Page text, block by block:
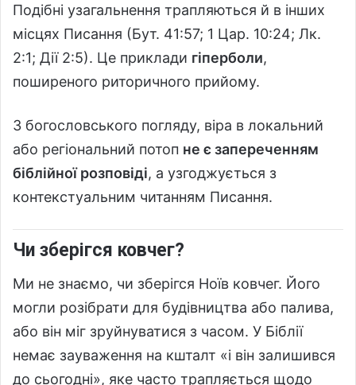
Подібні узагальнення трапляються й в інших
місцях Писання (Бут. 41:57; 1 Цар. 10:24; Лк.
2:1; Дії 2:5). Це приклади гіперболи,
поширеного риторичного прийому.
З богословського погляду, віра в локальний
або регіональний потоп не є запереченням
біблійної розповіді, а узгоджується з
контекстуальним читанням Писання.
Чи зберігся ковчег?
Ми не знаємо, чи зберігся Ноїв ковчег. Його
могли розібрати для будівництва або палива,
або він міг зруйнуватися з часом. У Біблії
немає зауваження на кшталт «і він залишився
до сьогодні», яке часто трапляється щодо